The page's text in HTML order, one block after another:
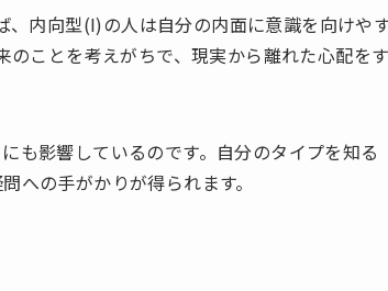
内向型(I)の人は自分の内面に意識を向けや
ことを考えがちで、現実から離れた心配を
も影響しているのです。自分のタイプを知る
への手がかりが得られます。